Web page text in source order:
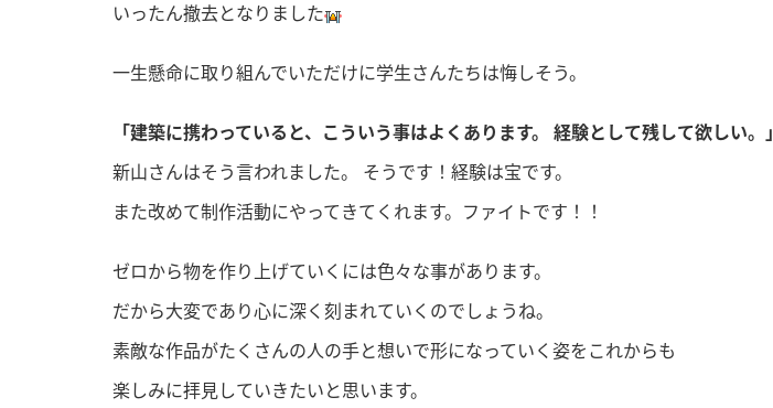
いったん撤去となりました
一生懸命に取り組んでいただけに学生さんたちは悔しそう。
「建築に携わっていると、こういう事はよくあります。 経験として残して欲しい。」
新山さんはそう言われました。 そうです！経験は宝です。
また改めて制作活動にやってきてくれます。ファイトです！！
ゼロから物を作り上げていくには色々な事があります。
だから大変であり心に深く刻まれていくのでしょうね。
素敵な作品がたくさんの人の手と想いで形になっていく姿をこれからも
楽しみに拝見していきたいと思います。